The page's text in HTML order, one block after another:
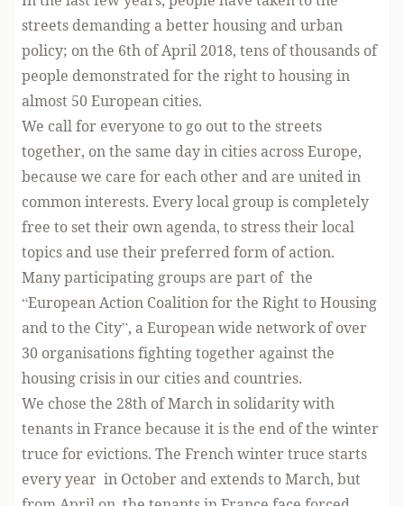
streets demanding a better housing and urban
policy; on the 6th of April 2018, tens of thousands of
people demonstrated for the right to housing in
almost 50 European cities.
We call for everyone to go out to the streets
together, on the same day in cities across Europe,
because we care for each other and are united in
common interests. Every local group is completely
free to set their own agenda, to stress their local
topics and use their preferred form of action.
Many participating groups are part of the
“European Action Coalition for the Right to Housing
and to the City”, a European wide network of over
30 organisations fighting together against the
housing crisis in our cities and countries.
We chose the 28th of March in solidarity with
tenants in France because it is the end of the winter
truce for evictions. The French winter truce starts
every year in October and extends to March, but